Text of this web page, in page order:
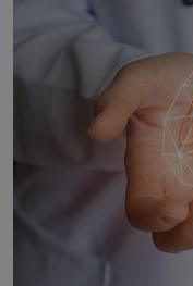
Jeho domovinou je
výjimkou pobřežní